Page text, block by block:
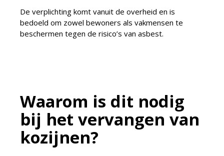
De verplichting komt vanuit de overheid en is
bedoeld om zowel bewoners als vakmensen te
beschermen tegen de risico’s van asbest.
Waarom is dit nodig
bij het vervangen van
kozijnen?